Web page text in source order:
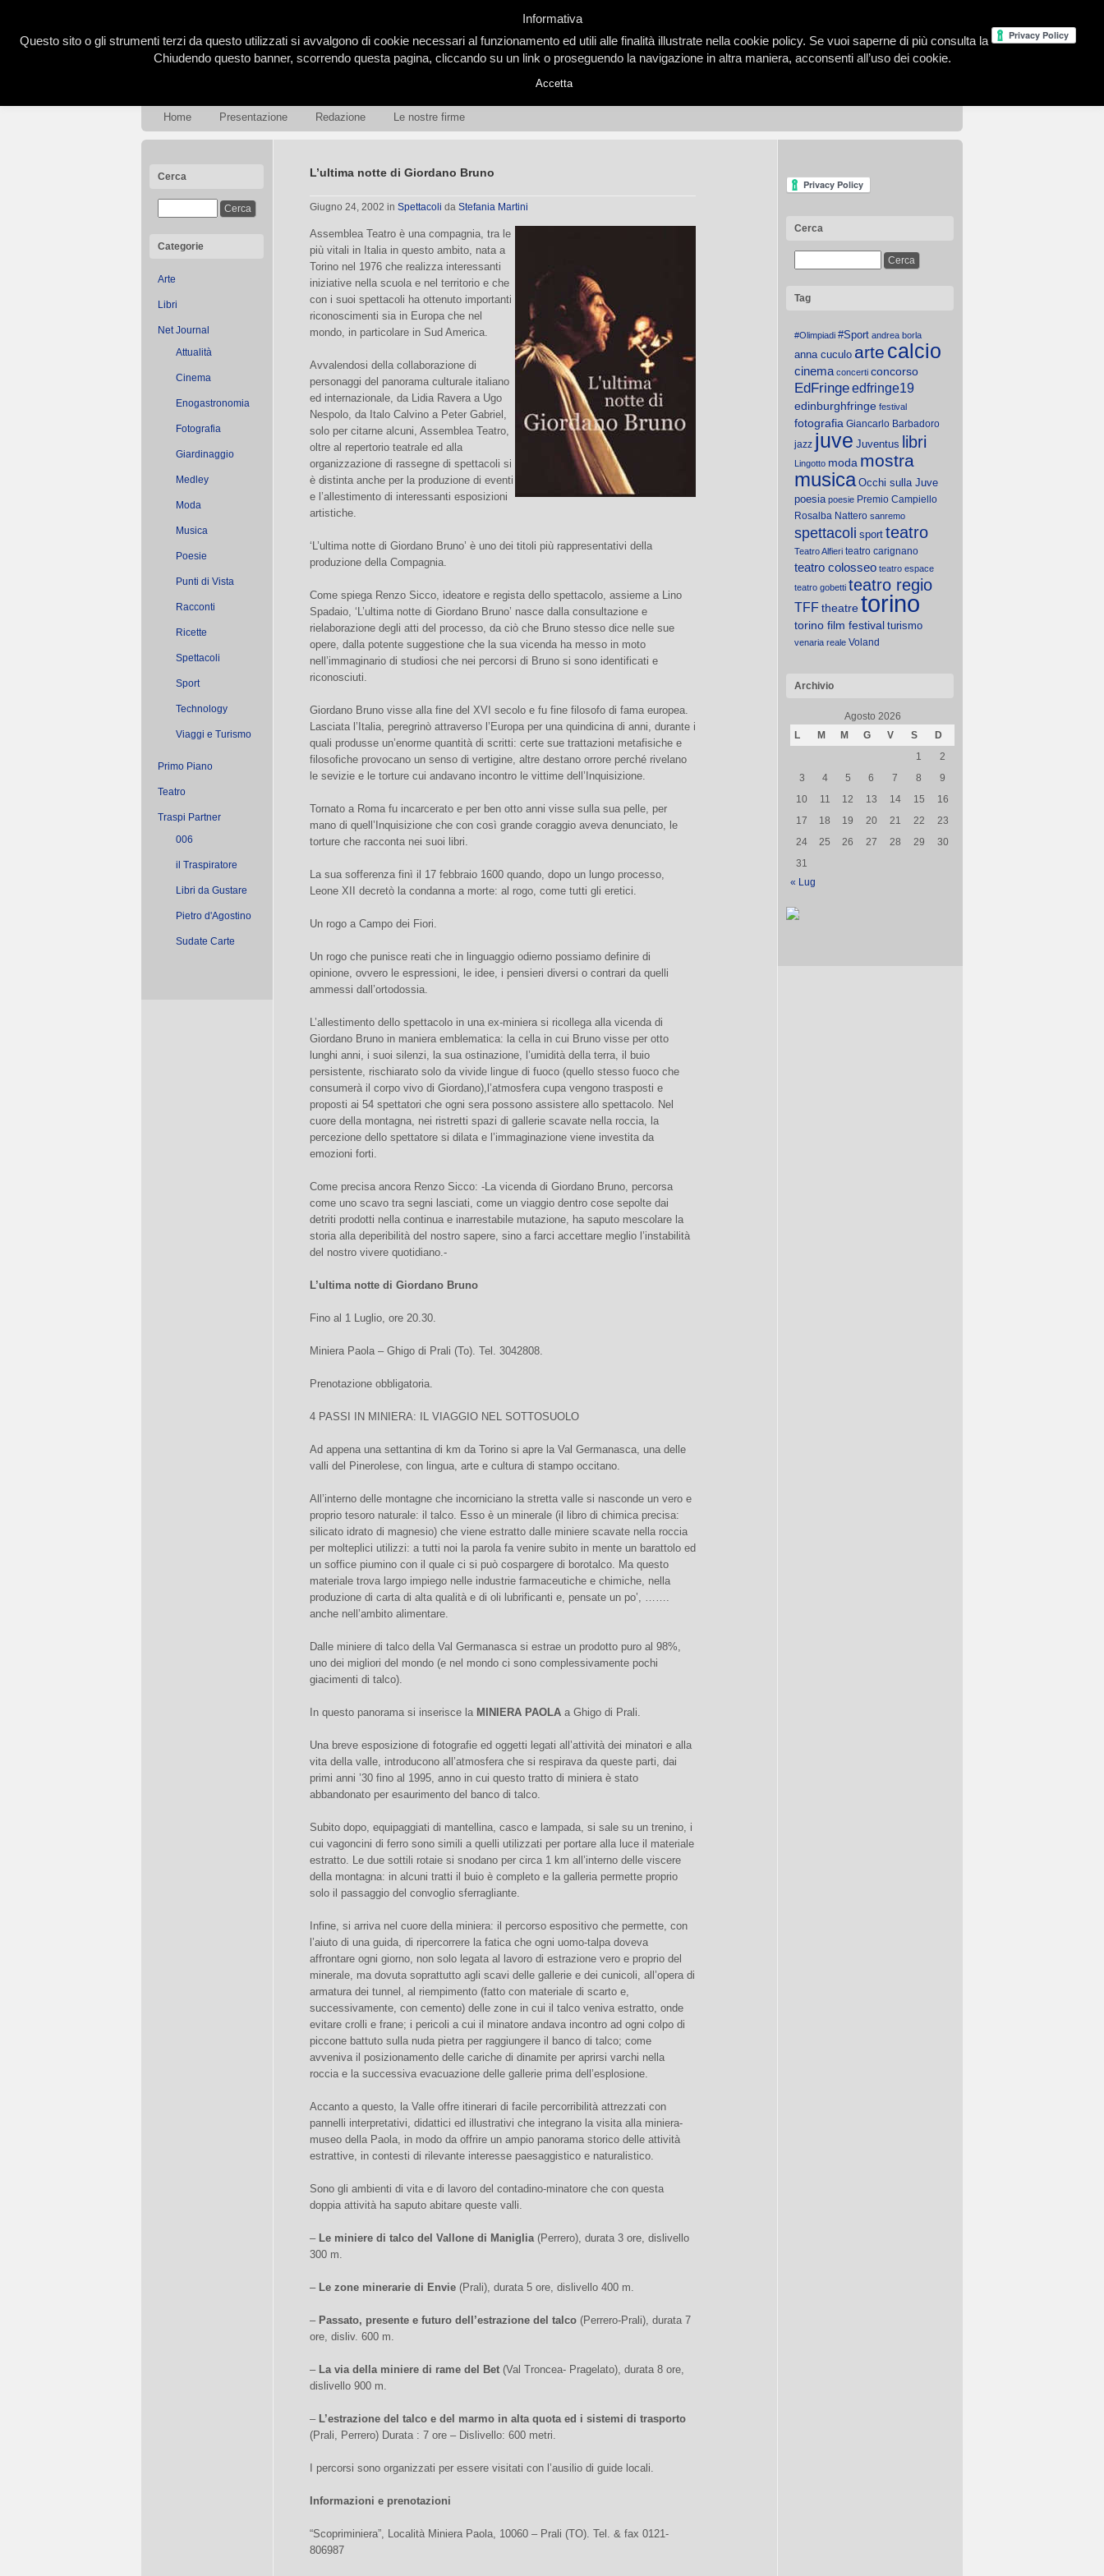
Home Presentazione Redazione Le nostre firme
Cerca
Categorie
Arte
Libri
Net Journal
Attualità
Cinema
Enogastronomia
Fotografia
Giardinaggio
Medley
Moda
Musica
Poesie
Punti di Vista
Racconti
Ricette
Spettacoli
Sport
Technology
Viaggi e Turismo
Primo Piano
Teatro
Traspi Partner
006
il Traspiratore
Libri da Gustare
Pietro d'Agostino
Sudate Carte
L’ultima notte di Giordano Bruno
Giugno 24, 2002 in Spettacoli da Stefania Martini
Assemblea Teatro è una compagnia, tra le
più vitali in Italia in questo ambito, nata a
Torino nel 1976 che realizza interessanti
iniziative nella scuola e nel territorio e che
con i suoi spettacoli ha ottenuto importanti
riconoscimenti sia in Europa che nel
mondo, in particolare in Sud America.
Avvalendosi della collaborazione di
personaggi del panorama culturale italiano
ed internazionale, da Lidia Ravera a Ugo
Nespolo, da Italo Calvino a Peter Gabriel,
solo per citarne alcuni, Assemblea Teatro,
oltre al repertorio teatrale ed alla
organizzazione di rassegne di spettacoli si
è distinta anche per la produzione di eventi
e l’allestimento di interessanti esposizioni
artistiche.
‘L’ultima notte di Giordano Bruno’ è uno dei titoli più rappresentativi della
produzione della Compagnia.
Come spiega Renzo Sicco, ideatore e regista dello spettacolo, assieme a Lino
Spadaio, ‘L’ultima notte di Giordano Bruno’ nasce dalla consultazione e
rielaborazione degli atti del processo, da ciò che Bruno stesso dice nelle sue
opere, dalla potente suggestione che la sua vicenda ha messo in moto
nell’immaginario di studiosi che nei percorsi di Bruno si sono identificati e
riconosciuti.
Giordano Bruno visse alla fine del XVI secolo e fu fine filosofo di fama europea.
Lasciata l’Italia, peregrinò attraverso l’Europa per una quindicina di anni, durante i
quali produsse un’enorme quantità di scritti: certe sue trattazioni metafisiche e
filosofiche provocano un senso di vertigine, altre destano orrore perché rivelano
le sevizie e le torture cui andavano incontro le vittime dell’Inquisizione.
Tornato a Roma fu incarcerato e per ben otto anni visse sulla sua pelle, per
mano di quell’Inquisizione che con così grande coraggio aveva denunciato, le
torture che racconta nei suoi libri.
La sua sofferenza finì il 17 febbraio 1600 quando, dopo un lungo processo,
Leone XII decretò la condanna a morte: al rogo, come tutti gli eretici.
Un rogo a Campo dei Fiori.
Un rogo che punisce reati che in linguaggio odierno possiamo definire di
opinione, ovvero le espressioni, le idee, i pensieri diversi o contrari da quelli
ammessi dall’ortodossia.
L’allestimento dello spettacolo in una ex-miniera si ricollega alla vicenda di
Giordano Bruno in maniera emblematica: la cella in cui Bruno visse per otto
lunghi anni, i suoi silenzi, la sua ostinazione, l’umidità della terra, il buio
persistente, rischiarato solo da vivide lingue di fuoco (quello stesso fuoco che
consumerà il corpo vivo di Giordano),l’atmosfera cupa vengono trasposti e
proposti ai 54 spettatori che ogni sera possono assistere allo spettacolo. Nel
cuore della montagna, nei ristretti spazi di gallerie scavate nella roccia, la
percezione dello spettatore si dilata e l’immaginazione viene investita da
emozioni forti.
Come precisa ancora Renzo Sicco: -La vicenda di Giordano Bruno, percorsa
come uno scavo tra segni lasciati, come un viaggio dentro cose sepolte dai
detriti prodotti nella continua e inarrestabile mutazione, ha saputo mescolare la
storia alla deperibilità del nostro sapere, sino a farci accettare meglio l’instabilità
del nostro vivere quotidiano.-
L’ultima notte di Giordano Bruno
Fino al 1 Luglio, ore 20.30.
Miniera Paola – Ghigo di Prali (To). Tel. 3042808.
Prenotazione obbligatoria.
4 PASSI IN MINIERA: IL VIAGGIO NEL SOTTOSUOLO
Ad appena una settantina di km da Torino si apre la Val Germanasca, una delle
valli del Pinerolese, con lingua, arte e cultura di stampo occitano.
All’interno delle montagne che incorniciano la stretta valle si nasconde un vero e
proprio tesoro naturale: il talco. Esso è un minerale (il libro di chimica precisa:
silicato idrato di magnesio) che viene estratto dalle miniere scavate nella roccia
per molteplici utilizzi: a tutti noi la parola fa venire subito in mente un barattolo ed
un soffice piumino con il quale ci si può cospargere di borotalco. Ma questo
materiale trova largo impiego nelle industrie farmaceutiche e chimiche, nella
produzione di carta di alta qualità e di oli lubrificanti e, pensate un po’, …….
anche nell’ambito alimentare.
Dalle miniere di talco della Val Germanasca si estrae un prodotto puro al 98%,
uno dei migliori del mondo (e nel mondo ci sono complessivamente pochi
giacimenti di talco).
In questo panorama si inserisce la MINIERA PAOLA a Ghigo di Prali.
Una breve esposizione di fotografie ed oggetti legati all’attività dei minatori e alla
vita della valle, introducono all’atmosfera che si respirava da queste parti, dai
primi anni ’30 fino al 1995, anno in cui questo tratto di miniera è stato
abbandonato per esaurimento del banco di talco.
Subito dopo, equipaggiati di mantellina, casco e lampada, si sale su un trenino, i
cui vagoncini di ferro sono simili a quelli utilizzati per portare alla luce il materiale
estratto. Le due sottili rotaie si snodano per circa 1 km all’interno delle viscere
della montagna: in alcuni tratti il buio è completo e la galleria permette proprio
solo il passaggio del convoglio sferragliante.
Infine, si arriva nel cuore della miniera: il percorso espositivo che permette, con
l’aiuto di una guida, di ripercorrere la fatica che ogni uomo-talpa doveva
affrontare ogni giorno, non solo legata al lavoro di estrazione vero e proprio del
minerale, ma dovuta soprattutto agli scavi delle gallerie e dei cunicoli, all’opera di
armatura dei tunnel, al riempimento (fatto con materiale di scarto e,
successivamente, con cemento) delle zone in cui il talco veniva estratto, onde
evitare crolli e frane; i pericoli a cui il minatore andava incontro ad ogni colpo di
piccone battuto sulla nuda pietra per raggiungere il banco di talco; come
avveniva il posizionamento delle cariche di dinamite per aprirsi varchi nella
roccia e la successiva evacuazione delle gallerie prima dell’esplosione.
Accanto a questo, la Valle offre itinerari di facile percorribilità attrezzati con
pannelli interpretativi, didattici ed illustrativi che integrano la visita alla miniera-
museo della Paola, in modo da offrire un ampio panorama storico delle attività
estrattive, in contesti di rilevante interesse paesaggistico e naturalistico.
Sono gli ambienti di vita e di lavoro del contadino-minatore che con questa
doppia attività ha saputo abitare queste valli.
– Le miniere di talco del Vallone di Maniglia (Perrero), durata 3 ore, dislivello
300 m.
– Le zone minerarie di Envie (Prali), durata 5 ore, dislivello 400 m.
– Passato, presente e futuro dell’estrazione del talco (Perrero-Prali), durata 7
ore, disliv. 600 m.
– La via della miniere di rame del Bet (Val Troncea- Pragelato), durata 8 ore,
dislivello 900 m.
– L’estrazione del talco e del marmo in alta quota ed i sistemi di trasporto
(Prali, Perrero) Durata : 7 ore – Dislivello: 600 metri.
I percorsi sono organizzati per essere visitati con l’ausilio di guide locali.
Informazioni e prenotazioni
“Scopriminiera”, Località Miniera Paola, 10060 – Prali (TO). Tel. & fax 0121-
806987
Cerca
Tag
#Olimpiadi #Sport andrea borla
anna cuculo arte calcio
cinema concerti concorso
EdFringeedfringe19
edinburghfringe festival
fotografia Giancarlo Barbadoro
jazz juve Juventus libri
Lingotto moda mostra
musica Occhi sulla Juve
poesia poesie Premio Campiello
Rosalba Nattero sanremo
spettacoli sport teatro
Teatro Alfieri teatro carignano
teatro colosseo teatro espace
teatro gobetti teatro regio
TFFtheatretorino
torino film festival turismo
venaria reale Voland
Archivio
Agosto 2026
L
M M G V S
D
1
2
3
4 5 6 7 8
9
10
11 12 13 14 15
16
17
18 19 20 21 22
23
24
25 26 27 28 29
30
31
« Lug
Informativa
Questo sito o gli strumenti terzi da questo utilizzati si avvalgono di cookie necessari al funzionamento ed utili alle finalità illustrate nella cookie policy. Se vuoi saperne di più consulta la
Chiudendo questo banner, scorrendo questa pagina, cliccando su un link o proseguendo la navigazione in altra maniera, acconsenti all’uso dei cookie.
Accetta